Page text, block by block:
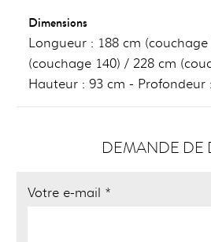
Dimensions
Longueur : 188 cm
(couchage 140) / 228 cm
Hauteur : 93 cm - Profondeur
DEMANDE DE
Votre e-mail *